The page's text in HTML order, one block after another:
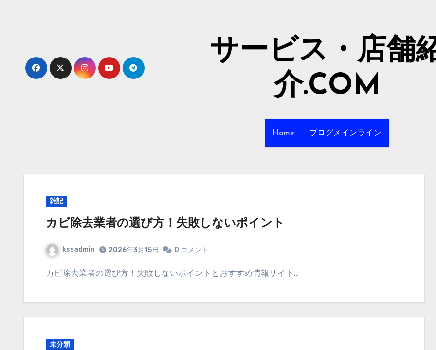
サービス・店舗
介.COM
Home ブログメインライン
雑記
カビ除去業者の選び方！失敗しないポイント
kssadmin 2026年3月15日 0 コメント
カビ除去業者の選び方！失敗しないポイントとおすすめ情報サイト…
未分類